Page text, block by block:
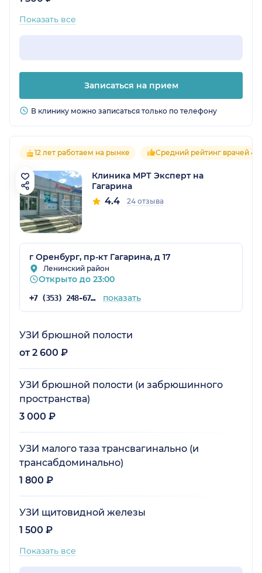
Показать все
Записаться на прием
В клинику можно записаться только по телефону
12 лет работаем на рынке Средний рейтинг врачей 4.2
Клиника МРТ Эксперт на
Гагарина
4.4 24 отзыва
г Оренбург, пр-кт Гагарина, д 17
Ленинский район
Открыто до 23:00
+7 (353) 248-67-96 показать
УЗИ брюшной полости
от 2 600 ₽
УЗИ брюшной полости (и забрюшинного
пространства)
3 000 ₽
УЗИ малого таза трансвагинально (и
трансабдоминально)
1 800 ₽
УЗИ щитовидной железы
1 500 ₽
Показать все